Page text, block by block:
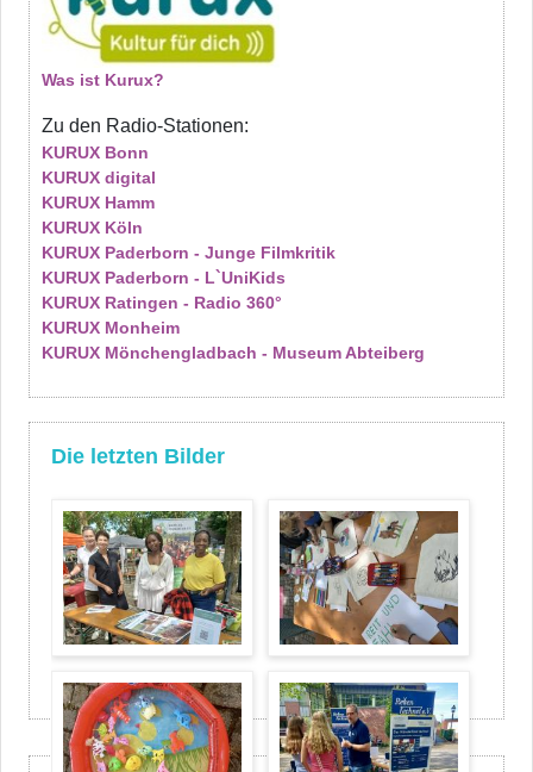
Was ist Kurux?
Zu den Radio-Stationen:
KURUX Bonn
KURUX digital
KURUX Hamm
KURUX Köln
KURUX Paderborn - Junge Filmkritik
KURUX Paderborn - L`UniKids
KURUX Ratingen - Radio 360°
KURUX Monheim
KURUX Mönchengladbach - Museum Abteiberg
Die letzten Bilder